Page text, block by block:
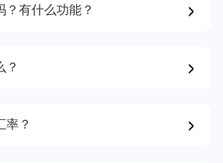
？有什么功能？
？
率？